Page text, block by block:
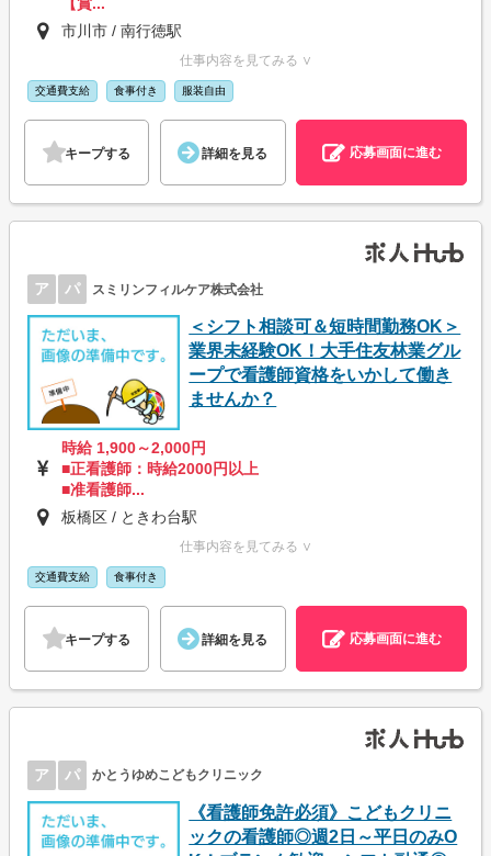
【賞...
市川市 / 南行徳駅
仕事内容を見てみる ∨
交通費支給 食事付き 服装自由
キープする 詳細を見る 応募画面に進む
ア パ スミリンフィルケア株式会社
＜シフト相談可＆短時間勤務OK＞
業界未経験OK！大手住友林業グル
ープで看護師資格をいかして働き
ませんか？
時給 1,900～2,000円
■正看護師：時給2000円以上
■准看護師...
板橋区 / ときわ台駅
仕事内容を見てみる ∨
交通費支給 食事付き
キープする 詳細を見る 応募画面に進む
ア パ かとうゆめこどもクリニック
《看護師免許必須》こどもクリニ
ックの看護師◎週2日～平日のみO